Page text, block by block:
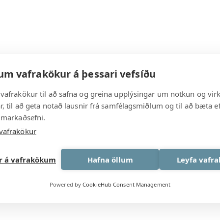
yfirsýn og innsýn í „hvað er að gerast“ varðandi
á Norðurlöndum eru langflest fyrirtæki í ferðaþjónustu
kanna hvernig þessi smærri fyrirtæki skynja og skilja
við frumkvöðla í ferðaþjónustu um allt land. Um 25%
á Suðurlandi. Að hafa innsýn í hvernig
átt að sjálfbærri þróun ferðaþjónustu.
niðurstöður verið birtar í tímaritinu Academica
vafrakökur á þessari vefsíðu
til að safna og greina upplýsingar um notkun og
til að geta notað lausnir frá samfélagsmiðlum og til að bæta
á vafrakökum Hafna öllum Leyfa
Powered byCookieHub Consent Management